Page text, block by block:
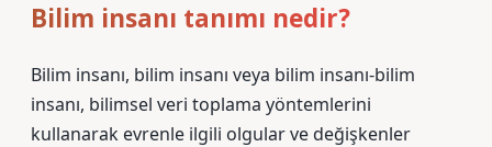
Bilim insanı tanımı nedir?
Bilim insanı, bilim insanı veya bilim insanı-bilim
insanı, bilimsel veri toplama yöntemlerini
kullanarak evrenle ilgili olgular ve değişkenler